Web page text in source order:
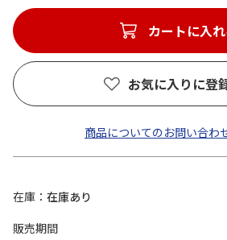
カートに入
お気に入りに登
商品についてのお問い合わ
在庫
在庫あり
販売期間